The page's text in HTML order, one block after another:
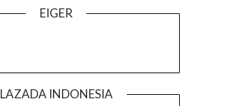
EIGER
LAZADA INDONESIA